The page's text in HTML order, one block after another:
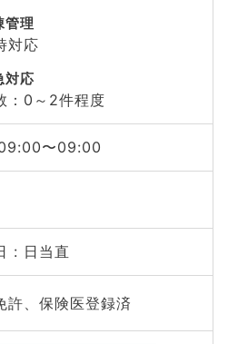
管理
対応
対応
：0～2件程度
〜09:00
: 日当直
許、保険医登録済